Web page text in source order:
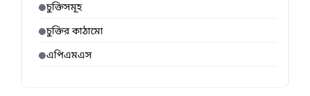
চুক্তিসমূহ
চুক্তির কাঠামো
এপিএমএস